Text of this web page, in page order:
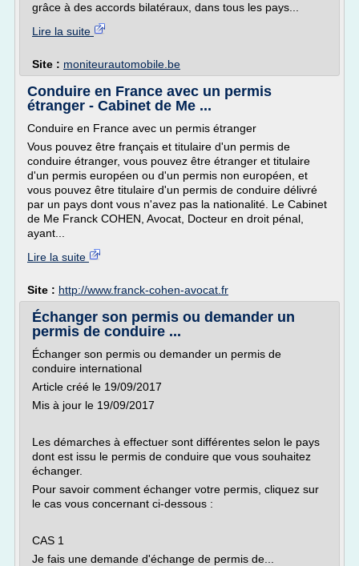
grâce à des accords bilatéraux, dans tous les pays...
Lire la suite
Site : moniteurautomobile.be
Conduire en France avec un permis
étranger - Cabinet de Me ...
Conduire en France avec un permis étranger
Vous pouvez être français et titulaire d'un permis de
conduire étranger, vous pouvez être étranger et titulaire
d'un permis européen ou d'un permis non européen, et
vous pouvez être titulaire d'un permis de conduire délivré
par un pays dont vous n'avez pas la nationalité. Le Cabinet
de Me Franck COHEN, Avocat, Docteur en droit pénal,
ayant...
Lire la suite
Site : http://www.franck-cohen-avocat.fr
Échanger son permis ou demander un
permis de conduire ...
Échanger son permis ou demander un permis de
conduire international
Article créé le 19/09/2017
Mis à jour le 19/09/2017
Les démarches à effectuer sont différentes selon le pays
dont est issu le permis de conduire que vous souhaitez
échanger.
Pour savoir comment échanger votre permis, cliquez sur
le cas vous concernant ci-dessous :
CAS 1
Je fais une demande d'échange de permis de...